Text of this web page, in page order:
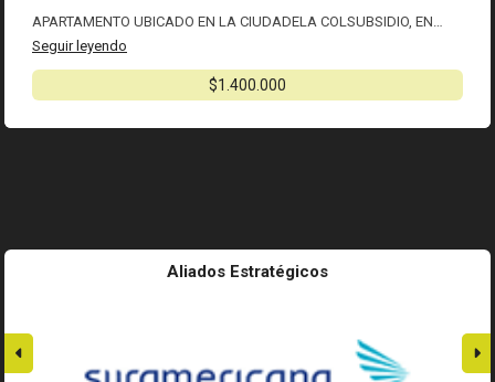
APARTAMENTO UBICADO EN LA CIUDADELA COLSUBSIDIO, EN…
Seguir leyendo
$1.400.000
Aliados Estratégicos